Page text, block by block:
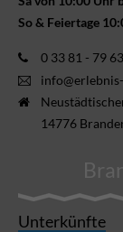
So & Feiertage
0 33 81 - 79
14776
Unterkünfte